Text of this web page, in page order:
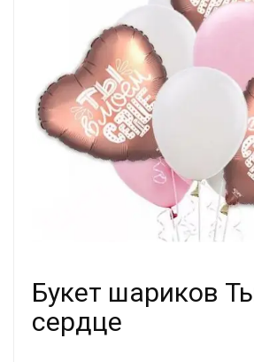
Букет шариков
сердце